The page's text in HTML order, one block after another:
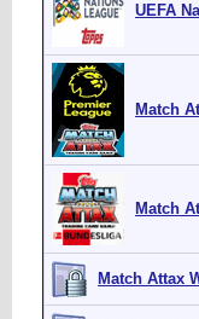
UEFA
Match
Match
Match Attax